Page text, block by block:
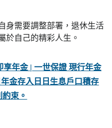
身需要調整部署，退休生活
於自己的精彩人生。
享年金 | 一世保證 現行年金
金存入日日生息戶口積存
束。